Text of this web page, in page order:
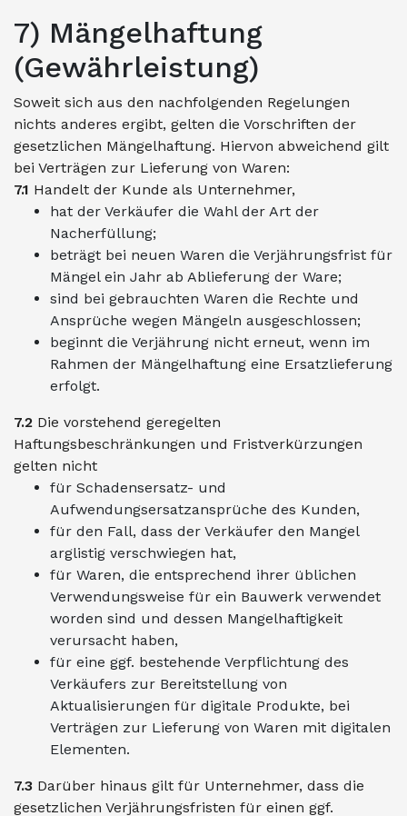
7) Mängelhaftung
(Gewährleistung)
Soweit sich aus den nachfolgenden Regelungen
nichts anderes ergibt, gelten die Vorschriften der
gesetzlichen Mängelhaftung. Hiervon abweichend gilt
bei Verträgen zur Lieferung von Waren:
7.1 Handelt der Kunde als Unternehmer,
hat der Verkäufer die Wahl der Art der
Nacherfüllung;
beträgt bei neuen Waren die Verjährungsfrist für
Mängel ein Jahr ab Ablieferung der Ware;
sind bei gebrauchten Waren die Rechte und
Ansprüche wegen Mängeln ausgeschlossen;
beginnt die Verjährung nicht erneut, wenn im
Rahmen der Mängelhaftung eine Ersatzlieferung
erfolgt.
7.2 Die vorstehend geregelten
Haftungsbeschränkungen und Fristverkürzungen
gelten nicht
für Schadensersatz- und
Aufwendungsersatzansprüche des Kunden,
für den Fall, dass der Verkäufer den Mangel
arglistig verschwiegen hat,
für Waren, die entsprechend ihrer üblichen
Verwendungsweise für ein Bauwerk verwendet
worden sind und dessen Mangelhaftigkeit
verursacht haben,
für eine ggf. bestehende Verpflichtung des
Verkäufers zur Bereitstellung von
Aktualisierungen für digitale Produkte, bei
Verträgen zur Lieferung von Waren mit digitalen
Elementen.
7.3 Darüber hinaus gilt für Unternehmer, dass die
gesetzlichen Verjährungsfristen für einen ggf.